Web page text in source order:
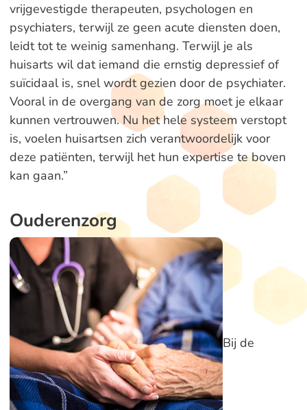
vrijgevestigde therapeuten, psychologen en
psychiaters, terwijl ze geen acute diensten doen,
leidt tot te weinig samenhang. Terwijl je als
huisarts wil dat iemand die ernstig depressief of
suïcidaal is, snel wordt gezien door de psychiater.
Vooral in de overgang van de zorg moet je elkaar
kunnen vertrouwen. Nu het hele systeem verstopt
is, voelen huisartsen zich verantwoordelijk voor
deze patiënten, terwijl het hun expertise te boven
kan gaan.”
Ouderenzorg
Bij de